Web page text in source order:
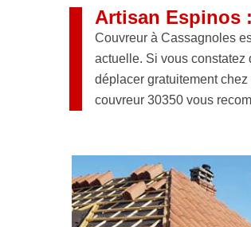
Artisan Espinos
Couvreur à Cassagnoles
actuelle. Si vous constatez
déplacer gratuitement
couvreur 30350 vous